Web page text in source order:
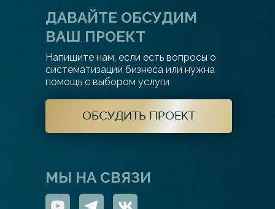
ДАВАЙТЕ ОБСУДИМ
ВАШ ПРОЕКТ
Напишите нам, если есть вопросы о
систематизации бизнеса или нужна
помощь с выбором услуги
МЫ НА СВЯЗИ
ОБСУДИТЬ ПРОЕКТ